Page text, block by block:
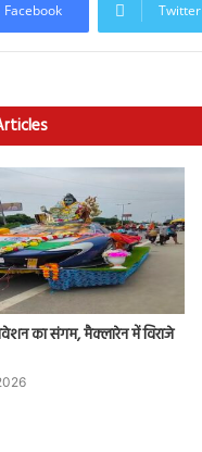
Facebook Twitter
का संगम, मैक्लारेन में विराजे